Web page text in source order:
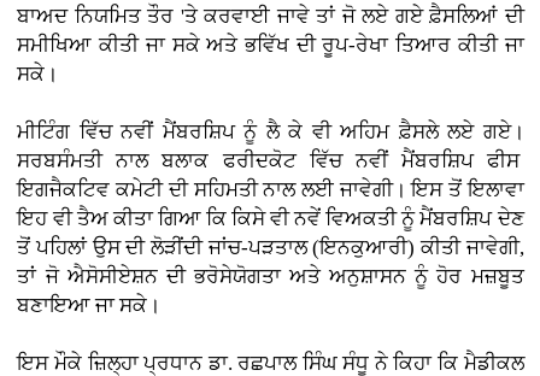
ਬਾਅਦ ਨਿਯਮਿਤ ਤੌਰ 'ਤੇ ਕਰਵਾਈ ਜਾਵੇ ਤਾਂ ਜੋ ਲਏ ਗਏ ਫ਼ੈਸਲਿਆਂ ਦੀ
ਸਮੀਖਿਆ ਕੀਤੀ ਜਾ ਸਕੇ ਅਤੇ ਭਵਿੱਖ ਦੀ ਰੂਪ-ਰੇਖਾ ਤਿਆਰ ਕੀਤੀ ਜਾ
ਸਕੇ।
ਮੀਟਿੰਗ ਵਿੱਚ ਨਵੀਂ ਮੈਂਬਰਸ਼ਿਪ ਨੂੰ ਲੈ ਕੇ ਵੀ ਅਹਿਮ ਫ਼ੈਸਲੇ ਲਏ ਗਏ।
ਸਰਬਸੰਮਤੀ ਨਾਲ ਬਲਾਕ ਫਰੀਦਕੋਟ ਵਿੱਚ ਨਵੀਂ ਮੈਂਬਰਸ਼ਿਪ ਫੀਸ
ਇਗਜੈਕਟਿਵ ਕਮੇਟੀ ਦੀ ਸਹਿਮਤੀ ਨਾਲ ਲਈ ਜਾਵੇਗੀ। ਇਸ ਤੋਂ ਇਲਾਵਾ
ਇਹ ਵੀ ਤੈਅ ਕੀਤਾ ਗਿਆ ਕਿ ਕਿਸੇ ਵੀ ਨਵੇਂ ਵਿਅਕਤੀ ਨੂੰ ਮੈਂਬਰਸ਼ਿਪ ਦੇਣ
ਤੋਂ ਪਹਿਲਾਂ ਉਸ ਦੀ ਲੋੜੀਂਦੀ ਜਾਂਚ-ਪੜਤਾਲ (ਇਨਕੁਆਰੀ) ਕੀਤੀ ਜਾਵੇਗੀ,
ਤਾਂ ਜੋ ਐਸੋਸੀਏਸ਼ਨ ਦੀ ਭਰੋਸੇਯੋਗਤਾ ਅਤੇ ਅਨੁਸ਼ਾਸਨ ਨੂੰ ਹੋਰ ਮਜ਼ਬੂਤ
ਬਣਾਇਆ ਜਾ ਸਕੇ।
ਇਸ ਮੌਕੇ ਜ਼ਿਲ੍ਹਾ ਪ੍ਰਧਾਨ ਡਾ. ਰਛਪਾਲ ਸਿੰਘ ਸੰਧੂ ਨੇ ਕਿਹਾ ਕਿ ਮੈਡੀਕਲ